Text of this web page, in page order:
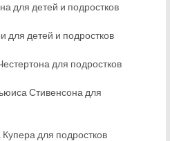
для детей и подростков
для детей и подростков
для подростков
Стивенсона для
для подростков